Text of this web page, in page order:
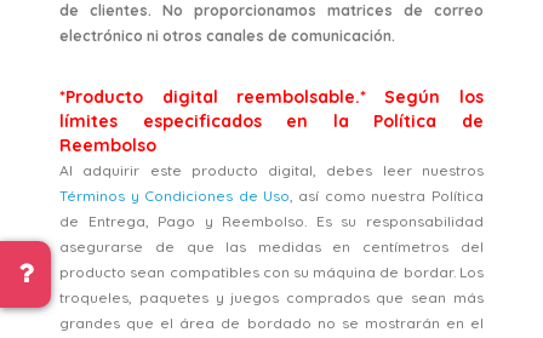
de clientes. No proporcionamos matrices de correo
electrónico ni otros canales de comunicación.
*Producto digital reembolsable.* Según los
límites especificados en la Política de
Reembolso
Al adquirir este producto digital, debes leer nuestros
Términos y Condiciones de Uso, así como nuestra Política
de Entrega, Pago y Reembolso. Es su responsabilidad
asegurarse de que las medidas en centímetros del
producto sean compatibles con su máquina de bordar. Los
troqueles, paquetes y juegos comprados que sean más
grandes que el área de bordado no se mostrarán en el